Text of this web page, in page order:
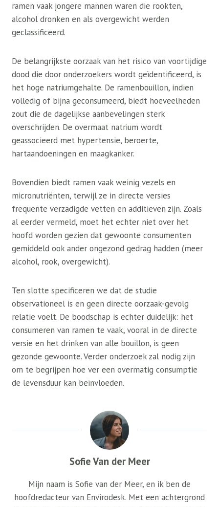
ramen vaak jongere mannen waren die rookten,
alcohol dronken en als overgewicht werden
geclassificeerd.
De belangrijkste oorzaak van het risico van voortijdige
dood die door onderzoekers wordt geïdentificeerd, is
het hoge natriumgehalte. De ramenbouillon, indien
volledig of bijna geconsumeerd, biedt hoeveelheden
zout die de dagelijkse aanbevelingen sterk
overschrijden. De overmaat natrium wordt
geassocieerd met hypertensie, beroerte,
hartaandoeningen en maagkanker.
Bovendien biedt ramen vaak weinig vezels en
micronutriënten, terwijl ze in directe versies
frequente verzadigde vetten en additieven zijn. Zoals
al eerder vermeld, moet het echter niet over het
hoofd worden gezien dat gewoonte consumenten
gemiddeld ook ander ongezond gedrag hadden (meer
alcohol, rook, overgewicht).
Ten slotte specificeren we dat de studie
observationeel is en geen directe oorzaak-gevolg
relatie voelt. De boodschap is echter duidelijk: het
consumeren van ramen te vaak, vooral in de directe
versie en het drinken van alle bouillon, is geen
gezonde gewoonte. Verder onderzoek zal nodig zijn
om te begrijpen hoe ver een overmatig consumptie
de levensduur kan beïnvloeden.
Sofie Van der Meer
Mijn naam is Sofie van der Meer, en ik ben de
hoofdredacteur van Envirodesk. Met een achtergrond